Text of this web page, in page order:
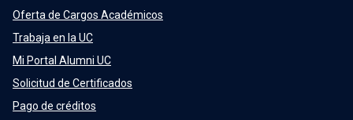
Oferta de Cargos Académicos
Trabaja en la UC
Mi Portal Alumni UC
Solicitud de Certificados
Pago de créditos